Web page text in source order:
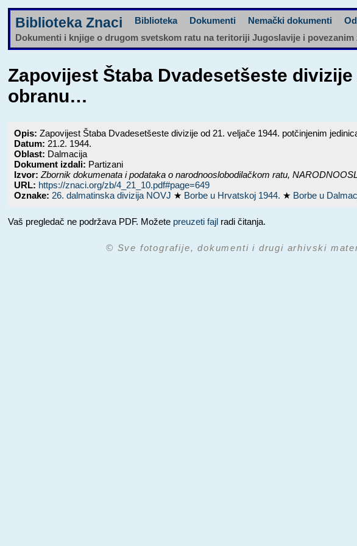
Biblioteka Znaci Biblioteka Dokumenti Nemački dokumenti
Dokumenti i knjige o drugom svetskom ratu na teritoriji Jugoslavije i povezanim
Zapovijest Štaba Dvadesetšeste
obranu…
Opis:Zapovijest Štaba Dvadesetšeste divizije od 21. veljače 1944. potčinjenim
Datum: 21.2. 1944.
Oblast: Dalmacija
Dokument izdali: Partizani
Izvor: Zbornik dokumenata i podataka o narodnooslobodilačkom ratu,
URL: https://znaci.org/zb/4_21_10.pdf#page=649
Oznake: 26. dalmatinska divizija NOVJ ★ Borbe u Hrvatskoj 1944. ★ Borbe u
Vaš pregledač ne podržava PDF. Možete preuzeti fajl radi čitanja.
© Sve fotografije, dokumenti i drugi arhivski